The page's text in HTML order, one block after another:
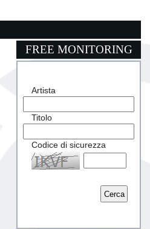
FREE MONITORING
Artista
Titolo
Codice di sicurezza
Captcha